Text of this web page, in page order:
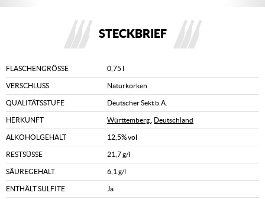
STECKBRIEF
FLASCHENGRÖSSE 0,75 l
VERSCHLUSS Naturkorken
QUALITÄTSSTUFE Deutscher Sekt b.A.
HERKUNFT Württemberg Deutschland
ALKOHOLGEHALT 12,5% vol
RESTSÜSSE 21,7 g/l
SÄUREGEHALT 6,1 g/l
ENTHÄLT SULFITE Ja